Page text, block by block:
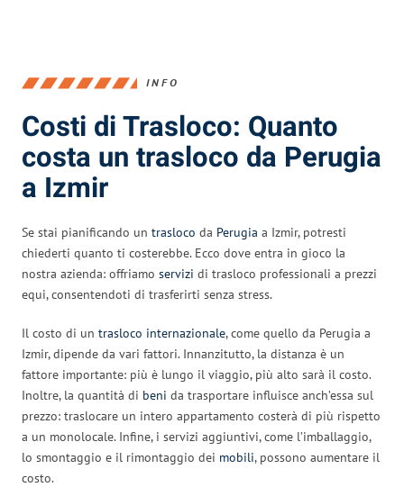
INFO
Costi di Trasloco: Quanto
costa un trasloco da Perugia
a Izmir
Se stai pianificando un trasloco da Perugia a Izmir, potresti
chiederti quanto ti costerebbe. Ecco dove entra in gioco la
nostra azienda: offriamo servizi di trasloco professionali a prezzi
equi, consentendoti di trasferirti senza stress.
Il costo di un trasloco internazionale, come quello da Perugia a
Izmir, dipende da vari fattori. Innanzitutto, la distanza è un
fattore importante: più è lungo il viaggio, più alto sarà il costo.
Inoltre, la quantità di beni da trasportare influisce anch’essa sul
prezzo: traslocare un intero appartamento costerà di più rispetto
a un monolocale. Infine, i servizi aggiuntivi, come l’imballaggio,
lo smontaggio e il rimontaggio dei mobili, possono aumentare il
costo.